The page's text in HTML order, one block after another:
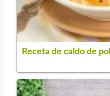
Receta de caldo de